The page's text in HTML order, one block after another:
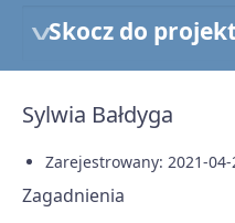
Skocz do
Sylwia Bałdyga
Zarejestrowany: 2021-04-
Zagadnienia